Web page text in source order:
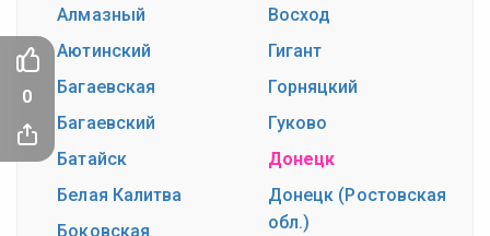
Алмазный
Аютинский
Багаевская
Багаевский
Батайск
Белая Калитва
Боковская
Восход
Гигант
Горняцкий
Гуково
Донецк
Донецк (Ростовская
обл.)
0